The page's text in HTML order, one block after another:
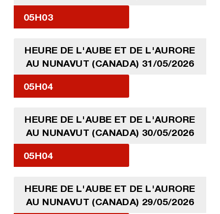
05H03
HEURE DE L'AUBE ET DE L'AURORE
AU NUNAVUT (CANADA) 31/05/2026
05H04
HEURE DE L'AUBE ET DE L'AURORE
AU NUNAVUT (CANADA) 30/05/2026
05H04
HEURE DE L'AUBE ET DE L'AURORE
AU NUNAVUT (CANADA) 29/05/2026